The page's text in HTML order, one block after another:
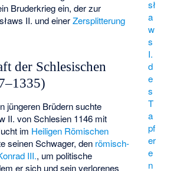
sł
a
w
s
I.
d
e
s
T
a
pf
er
e
n
Bruderkrieg ein, der zur
II. und einerZersplitterung
der Schlesischen
jüngeren Brüdern suchte
II. von Schlesien 1146 mit
im Heiligen Römischen
seinen Schwager, den römisch-
III., um politische
er sich und sein verlorenes